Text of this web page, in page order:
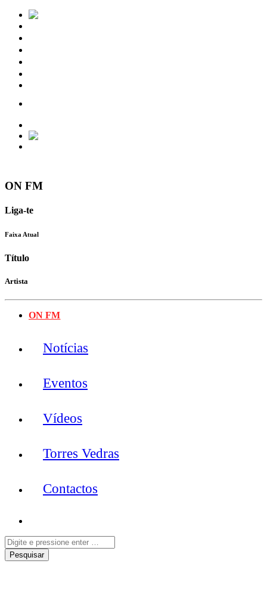
ON FM
Liga-te
Faixa Atual
Título
Artista
ON FM
Notícias
Eventos
Vídeos
Torres Vedras
Contactos